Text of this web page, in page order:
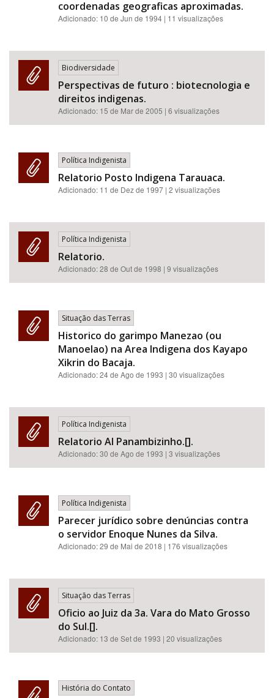
coordenadas geograficas aproximadas.
Adicionado: 10 de Jun de 1994 | 11 visualizações
Biodiversidade
Perspectivas de futuro : biotecnologia e
direitos indigenas.
Adicionado: 15 de Mar de 2005 | 6 visualizações
Política Indigenista
Relatorio Posto Indigena Tarauaca.
Adicionado: 11 de Dez de 1997 | 2 visualizações
Política Indigenista
Relatorio.
Adicionado:28 de Out de 1998 | 9 visualizações
Situação das Terras
Historico do garimpo Manezao (ou
Manoelao) na Area Indigena dos Kayapo
Xikrin do Bacaja.
Adicionado:24 de Ago de 1993 | 30 visualizações
Política Indigenista
Relatorio AI Panambizinho.[].
Adicionado:30 de Ago de 1993 | 3 visualizações
Política Indigenista
Parecer jurídico sobre denúncias contra
o servidor Enoque Nunes da Silva.
Adicionado:29 de Mai de 2018 | 176 visualizações
Situação das Terras
Oficio ao Juiz da 3a. Vara do Mato Grosso
do Sul.[].
Adicionado: 13 de Set de 1993 | 20 visualizações
História do Contato